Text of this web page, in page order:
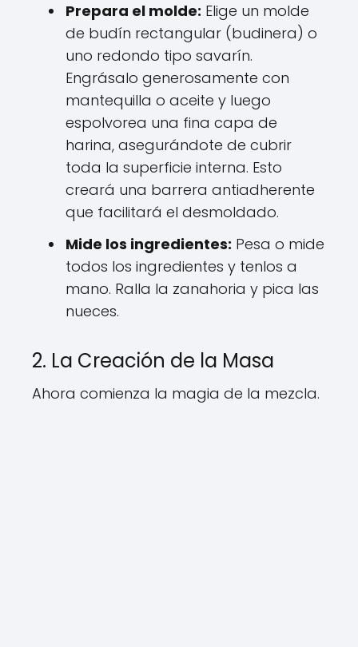
Prepara el molde: Elige un molde
de budín rectangular (budinera) o
uno redondo tipo savarín.
Engrásalo generosamente con
mantequilla o aceite y luego
espolvorea una fina capa de
harina, asegurándote de cubrir
toda la superficie interna. Esto
creará una barrera antiadherente
que facilitará el desmoldado.
Mide los ingredientes: Pesa o mide
todos los ingredientes y tenlos a
mano. Ralla la zanahoria y pica las
nueces.
2. La Creación de la Masa
Ahora comienza la magia de la mezcla.